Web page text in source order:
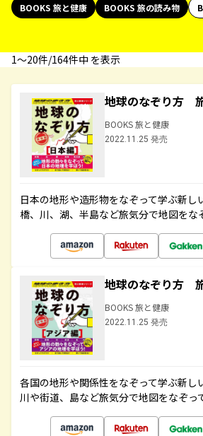
BOOKS 旅と健康
BOOKS 旅の読み物
1〜20件/164件中 を表示
地球のなぞり方
BOOKS 旅と健康
2022.11.25 発売
日本の地形や造形物をなぞって学ぶ新し
橋、川、湖、半島など旅気分で地図をな
地球のなぞり方
BOOKS 旅と健康
2022.11.25 発売
各国の地形や関係性をなぞって学ぶ新し
川や街道、島など旅気分で地図をなぞっ